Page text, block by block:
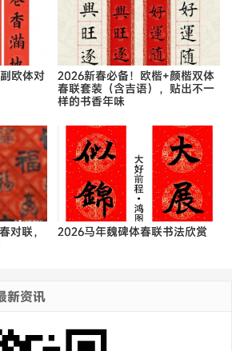
欧体对
2026新春必备！欧楷+颜楷双体
春联套装（含吉语），贴出不一
样的书香年味
对联，
2026马年魏碑体春联书法欣赏
新资讯